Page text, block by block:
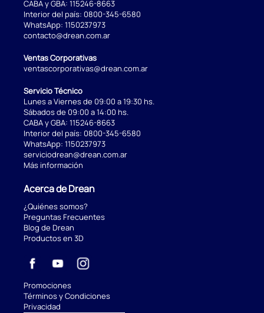
CABA y GBA: 115246-8663
Interior del país: 0800-345-6580
WhatsApp: 1150237973
contacto@drean.com.ar
Ventas Corporativas
ventascorporativas@drean.com.ar
Servicio Técnico
Lunes a Viernes de 09:00 a 19:30 hs.
Sábados de 09:00 a 14:00 hs.
CABA y GBA: 115246-8663
Interior del país: 0800-345-6580
WhatsApp: 1150237973
serviciodrean@drean.com.ar
Más información
Acerca de Drean
¿Quiénes somos?
Preguntas Frecuentes
Blog de Drean
Productos en 3D
Promociones
Términos y Condiciones
Privacidad